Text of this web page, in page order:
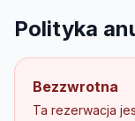
Polityka
Bezzwrotna
Ta rezerwacja